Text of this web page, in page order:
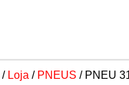
/ Loja / PNEUS / PNEU